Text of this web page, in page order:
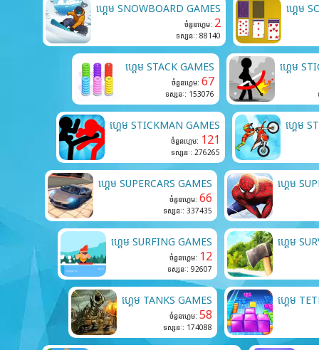
ហ្គេម SNOWBOARD GAMES
ចំនួនហ្គេម: 2
ទស្សនៈ: 88140
ហ្គេម
ហ្គេម STACK GAMES
ចំនួនហ្គេម: 67
ទស្សនៈ: 153076
ហ្គេម
ហ្គេម STICKMAN GAMES
ចំនួនហ្គេម: 121
ទស្សនៈ: 276265
ហ្គេម
ហ្គេម SUPERCARS GAMES
ចំនួនហ្គេម: 66
ទស្សនៈ: 337435
ហ្គេម
ហ្គេម SURFING GAMES
ចំនួនហ្គេម: 12
ទស្សនៈ: 92607
ហ្គេម
ហ្គេម TANKS GAMES
ចំនួនហ្គេម: 58
ទស្សនៈ: 174088
ហ្គេម